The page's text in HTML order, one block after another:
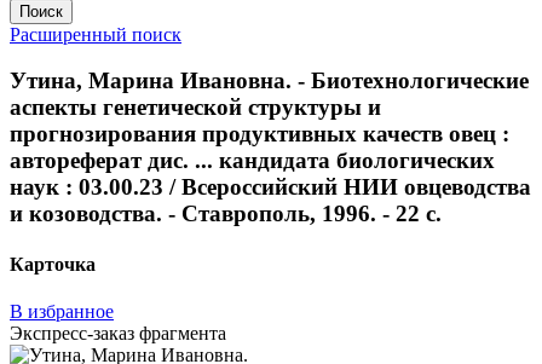
Поиск
Расширенный поиск
Утина, Марина Ивановна. - Биотехнологические
аспекты генетической структуры и
прогнозирования продуктивных качеств овец :
автореферат дис. ... кандидата биологических
наук : 03.00.23 / Всероссийский НИИ овцеводства
и козоводства. - Ставрополь, 1996. - 22 с.
Карточка
В избранное
Экспресс-заказ фрагмента